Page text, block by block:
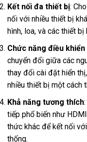
Kết nối đa thiết bị:
nối với nhiều thiết bị
hình, loa, và các thiết
Chức năng điều
chuyển đổi giữa các
thay đổi cài đặt hiển
nhiều thiết bị một cách
Khả năng tương thích
tiếp phổ biến như
thức khác để kết nối
thống.